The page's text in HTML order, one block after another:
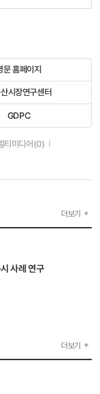
문 홈페이지
선
택
안
됨
시장연구센터
선
택
안
됨
GDPC
선
택
안
됨
됨
티미디어(0)선택안됨
더보기
사례 연구
더보기